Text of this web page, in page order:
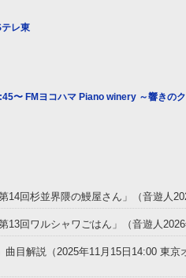
レ東
〜 FMヨコハマ Piano winery ～響きの
14回杉並界隈の鰻屋さん」（音遊人
13回ワルシャワごはん」（音遊人
曲目解説（2025年11月15日14:00 東京